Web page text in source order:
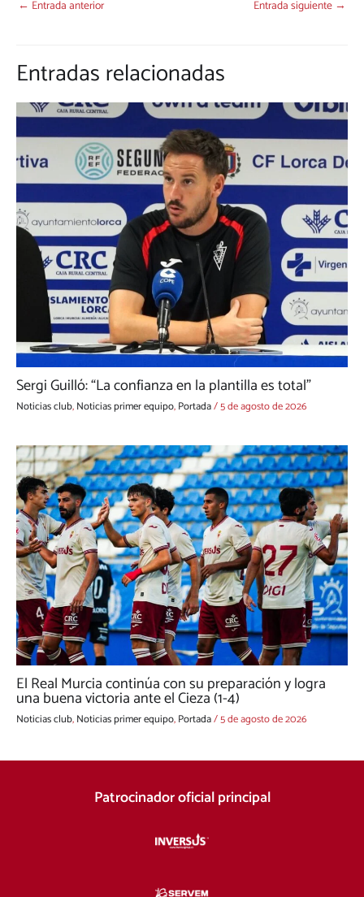
← Entrada anterior Entrada siguiente →
Entradas relacionadas
Sergi Guilló: “La confianza en la plantilla es total”
Noticias club,Noticias primer equipo,Portada/5 de agosto de 2026
El Real Murcia continúa con su preparación y logra
una buena victoria ante el Cieza (1-4)
Noticias club,Noticias primer equipo,Portada/5 de agosto de 2026
Patrocinador oficial principal